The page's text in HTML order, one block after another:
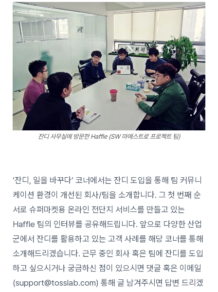
잔디 사무실에 방문한 Haffle (SW 마에스트로 프로젝트 팀)
‘잔디, 일을 바꾸다’ 코너에서는 잔디 도입을 통해 팀 커뮤니
케이션 환경이 개선된 회사/팀을 소개합니다. 그 첫 번째 순
서로 슈퍼마켓용 온라인 전단지 서비스를 만들고 있는
Haffle 팀의 인터뷰를 공유해드립니다. 앞으로 다양한 산업
군에서 잔디를 활용하고 있는 고객 사례를 해당 코너를 통해
소개해드리겠습니다. 근무 중인 회사 혹은 팀에 잔디를 도입
하고 싶으시거나 궁금하신 점이 있으시면 댓글 혹은 이메일
(support@tosslab.com) 통해 글 남겨주시면 답변 드리겠